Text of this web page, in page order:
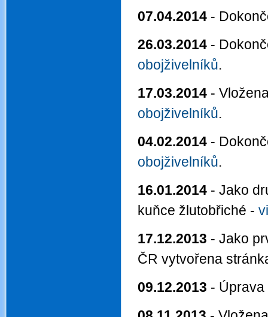
07.04.2014 -
26.03.2014 -
obojživelníků.
17.03.2014 -
obojživelníků.
04.02.2014 -
obojživelníků.
16.01.2014 - Jako
kuňce žlutobřiché -
17.12.2013 - Jako
ČR vytvořena
09.12.2013 -